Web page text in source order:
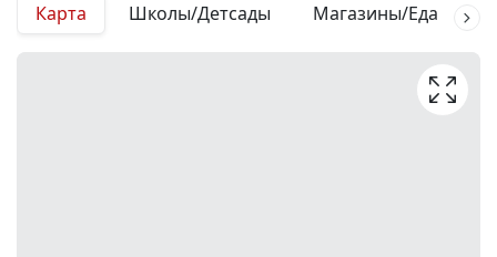
Карта Школы/Детсады Магазины/Еда